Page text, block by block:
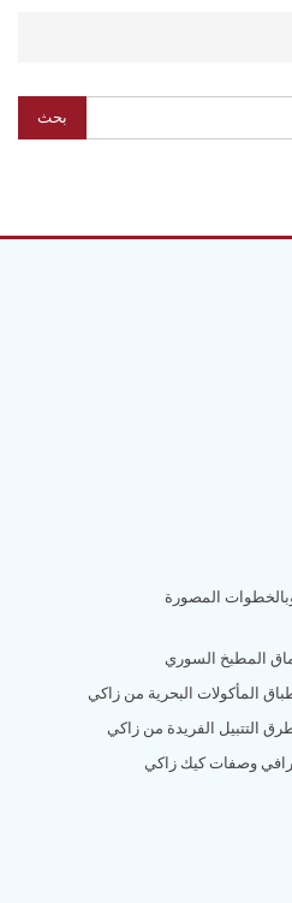
المصورة
المطبخ السوري
المأكولات البحرية من زاكي
التتبيل الفريدة من زاكي
وصفات كيك زاكي